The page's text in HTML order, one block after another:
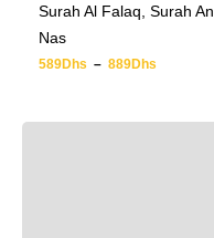
Surah Al Falaq, Surah An
Nas
589Dhs – 889Dhs